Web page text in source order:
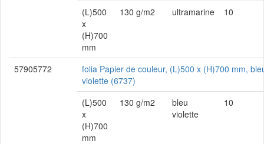
(L)500
x
(H)700
mm
130 g/m2 ultramarine 10
57905772
folia Papier de couleur, (L)500 x (H)700 mm,
violette (6737)
(L)500
x
(H)700
mm
130 g/m2
bleu
violette
10